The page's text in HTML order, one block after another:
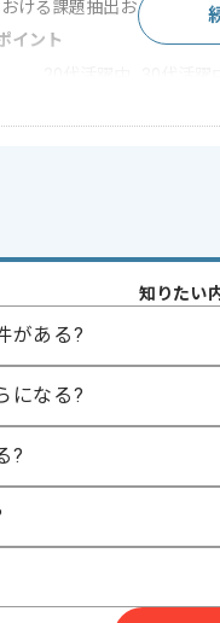
ける課題抽出および解決
イント
ベルの韓国語および日本
ア開発経験、開発工程に
としての実務経験
スにおける商習慣に関する
がある方へ
験やスキルをお持ちであれば申
フショア開発ブリッジSE
知りたい
がある?
になる?
?